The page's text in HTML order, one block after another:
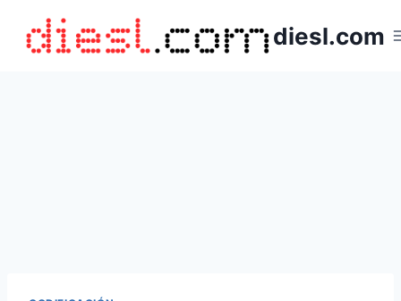
contenido
diesl.com